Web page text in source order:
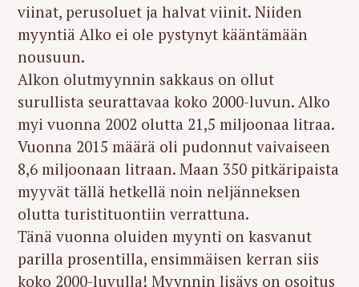
viinat, perusoluet ja halvat viinit. Niiden
myyntiä Alko ei ole pystynyt kääntämään
nousuun.
Alkon olutmyynnin sakkaus on ollut
surullista seurattavaa koko 2000-luvun. Alko
myi vuonna 2002 olutta 21,5 miljoonaa litraa.
Vuonna 2015 määrä oli pudonnut vaivaiseen
8,6 miljoonaan litraan. Maan 350 pitkäripaista
myyvät tällä hetkellä noin neljänneksen
olutta turistituontiin verrattuna.
Tänä vuonna oluiden myynti on kasvanut
parilla prosentilla, ensimmäisen kerran siis
koko 2000-luvulla! Myynnin lisäys on osoitus